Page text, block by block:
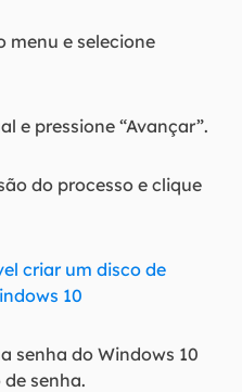
menu e selecione
e pressione “Avançar”.
do processo e clique
criar um disco de
10
senha do Windows 10
senha.